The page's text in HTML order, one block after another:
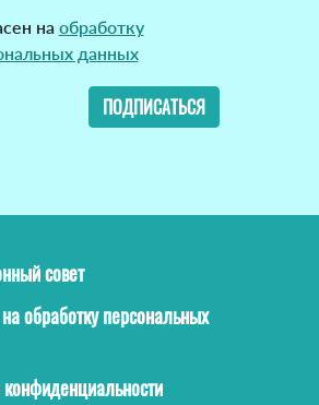
на обработку
данных
ПОДПИСАТЬСЯ
совет
обработку персональных